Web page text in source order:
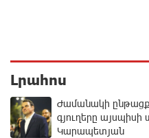
Լրահոս
Ժամանակի
գյուղերը
Կարապետյան